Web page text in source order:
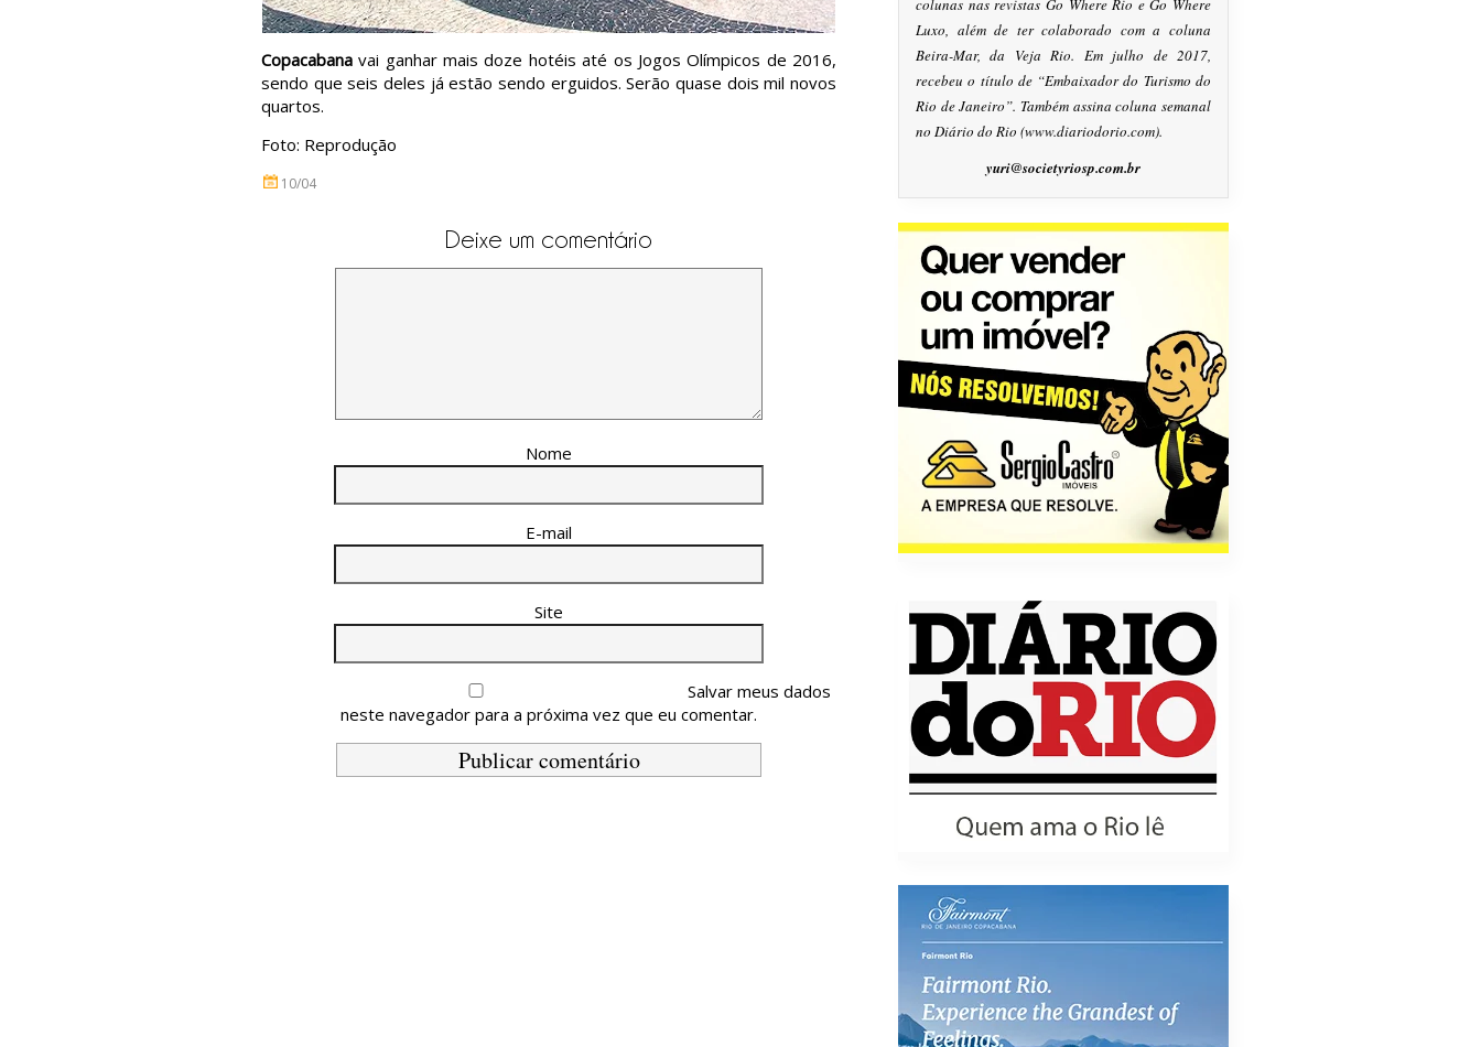
Copacabanavai ganhar mais doze hotéis até os Jogos Olímpicos de 2016,
sendo que seis deles já estão sendo erguidos. Serão quase dois mil novos
quartos.
Foto: Reprodução
10/04
Deixe um comentário
Nome
E-mail
Site
Salvar meus dados
neste navegador para a próxima vez que eu comentar.
colunas nas revistas Go Where Rio e Go Where
Luxo, além de ter colaborado com a coluna
Beira-Mar, da Veja Rio. Em julho de 2017,
recebeu o título de “Embaixador do Turismo do
Rio de Janeiro”. Também assina coluna semanal
no Diário do Rio (www.diariodorio.com).
yuri@societyriosp.com.br